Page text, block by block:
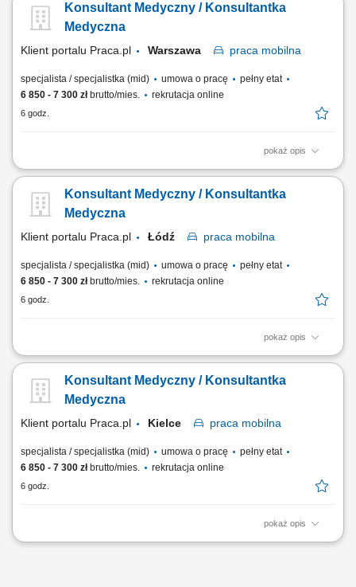
(realizacja zleceń).Konsultant Medyczny / Konsultantka
Medyczna
Klient portalu Praca.pl Warszawa praca mobilna
specjalista / specjalistka (mid) umowa o pracę
pełny etat
6 850 - 7 300 złbrutto/mies. rekrutacja online
6 godz.
pokaż opis
Wykonywanie zadań o charakterze wyjazdowym w strukturach firmy,
na terenie kraju. Indywidualne doradztwo oraz pomoc pacjentom w
doborze optymalnych rozwiązań i wyrobów medycznych
Konsultant Medyczny / Konsultantka
Medyczna
Klient portalu Praca.pl Łódź praca mobilna
specjalista / specjalistka (mid) umowa o pracę
pełny etat
6 850 - 7 300 złbrutto/mies. rekrutacja online
6 godz.
pokaż opis
Wykonywanie zadań o charakterze wyjazdowym w strukturach firmy,
na terenie kraju. Indywidualne doradztwo oraz pomoc pacjentom w
doborze optymalnych rozwiązań i wyrobów medycznych
Konsultant Medyczny / Konsultantka
Medyczna
Klient portalu Praca.pl Kielce praca mobilna
specjalista / specjalistka (mid) umowa o pracę
pełny etat
6 850 - 7 300 złbrutto/mies. rekrutacja online
6 godz.
pokaż opis
Wykonywanie zadań o charakterze wyjazdowym w strukturach firmy,